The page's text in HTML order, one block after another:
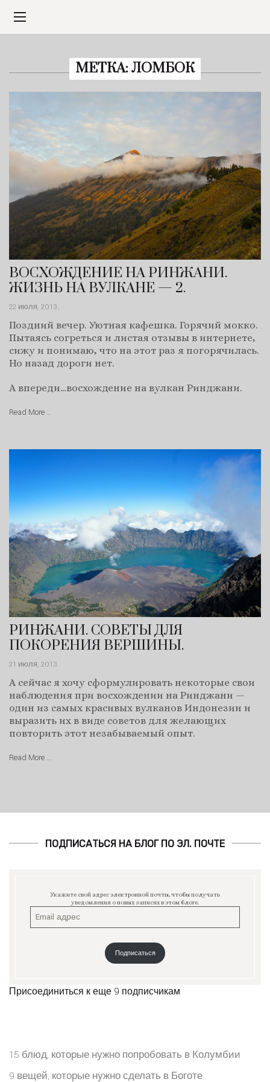
МЕТКА:ЛОМБОК
ВОСХОЖДЕНИЕ НА РИНЖАНИ.
ЖИЗНЬ НА ВУЛКАНЕ — 2.
22 июля, 2013.
Поздний вечер. Уютная кафешка. Горячий мокко.
Пытаясь согреться и листая отзывы в интернете,
сижу и понимаю, что на этот раз я погорячилась.
Но назад дороги нет.
А впереди…восхождение на вулкан Ринджани.
Read More …
РИНЖАНИ. СОВЕТЫ ДЛЯ
ПОКОРЕНИЯ ВЕРШИНЫ.
21 июля, 2013.
А сейчас я хочу сформулировать некоторые свои
наблюдения при восхождении на Ринджани —
один из самых красивых вулканов Индонезии и
выразить их в виде советов для желающих
повторить этот незабываемый опыт.
Read More …
ПОДПИСАТЬСЯ НА БЛОГ ПО ЭЛ. ПОЧТЕ
Укажите свой адрес электронной почты, чтобы получать
уведомления о новых записях в этом блоге.
Подписаться
Присоединиться к еще 9 подписчикам
15 блюд, которые нужно попробовать в Колумбии
9 вещей, которые нужно сделать в Боготе